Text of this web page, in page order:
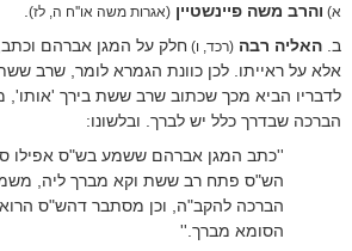
א) והרב משה פיינשטיין (אגרות משה או''ח ה, לז)
ב. האליה רבה (רכד, ו) חלק על המגן אברהם
אלא על ראייתו. לכן כוונת הגמרא לומר, שרב
לדבריו הביא מכך שכתוב שרב ששת בירך
הברכה שבדרך כלל יש לברך. ובלשונו:
''כתב המגן אברהם ששמע בש"ס אפילו
הש"ס פתח רב ששת וקא מברך ליה,
הברכה להקב"ה, וכן מסתבר דהש"ס
הסומא מברך.''